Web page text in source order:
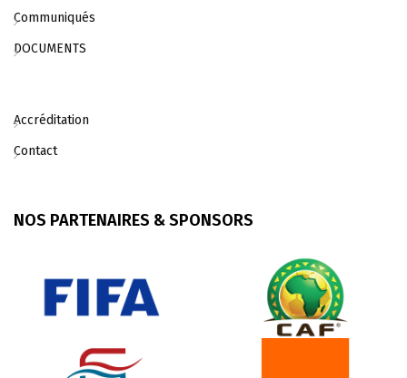
Communiqués
DOCUMENTS
Accréditation
Contact
NOS PARTENAIRES & SPONSORS